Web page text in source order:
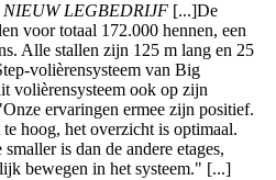
LEGBEDRIJF [...]De
voor totaal 172.000 hennen, een
Alle stallen zijn 125 m lang en 25
volièrensysteem van Big
volièrensysteem ook op zijn
ervaringen ermee zijn positief.
hoog, het overzicht is optimaal.
is dan de andere etages,
bewegen in het systeem." [...]